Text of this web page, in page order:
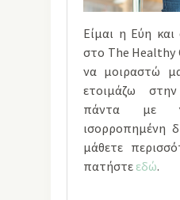
Είμαι η Εύη
στο The Healthy
να μοιραστώ
ετοιμάζω
πάντα με
ισορροπημένη
μάθετε
πατήστε εδώ.